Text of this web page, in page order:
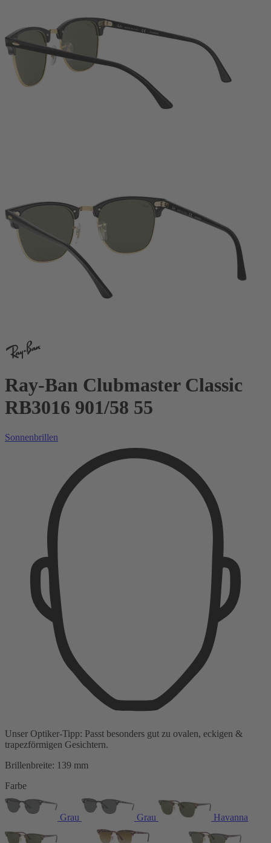
Ray-Ban Clubmaster Classic
RB3016 901/58 55
Sonnenbrillen
Unser Optiker-Tipp: Passt besonders gut zu ovalen, eckigen &
trapezförmigen Gesichtern.
Brillenbreite: 139 mm
Farbe
Grau Grau Havanna